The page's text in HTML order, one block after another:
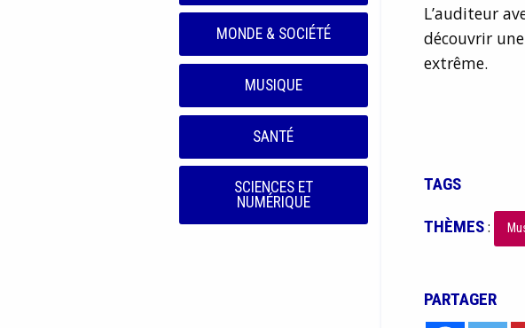
MONDE & SOCIÉTÉ
MUSIQUE
SANTÉ
SCIENCES ET
NUMÉRIQUE
L’auditeur
découvrir
extrême.
TAGS
THÈMES:
PARTAGER